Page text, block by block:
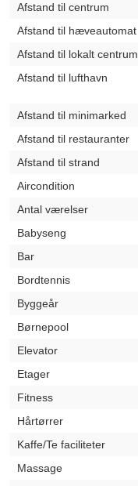
Afstand til centrum
Afstand til hæveautomat
Afstand til lokalt centrum
Afstand til lufthavn
Afstand til minimarked
Afstand til restauranter
Afstand til strand
Aircondition
Antal værelser
Babyseng
Bar
Bordtennis
Byggeår
Børnepool
Elevator
Etager
Fitness
Hårtørrer
Kaffe/Te faciliteter
Massage